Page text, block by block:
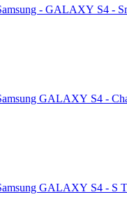
- GALAXY S4 -
GALAXY S4 -
GALAXY S4 - S